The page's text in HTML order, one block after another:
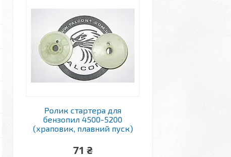
Ролик стартера для
бензопил 4500-5200
(храповик, плавний пуск)
71 ₴